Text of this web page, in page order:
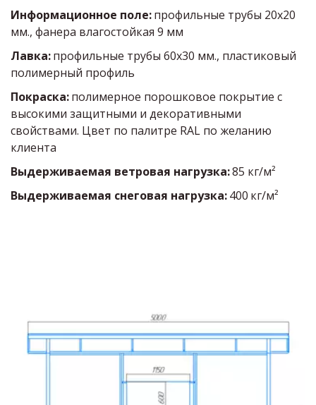
Информационное поле: профильные трубы 20х20
мм., фанера влагостойкая 9 мм
Лавка: профильные трубы 60х30 мм., пластиковый
полимерный профиль
Покраска: полимерное порошковое покрытие с
высокими защитными и декоративными
свойствами. Цвет по палитре RAL по желанию
клиента
Выдерживаемая ветровая нагрузка:85 кг/м²
Выдерживаемая снеговая нагрузка:400 кг/м²